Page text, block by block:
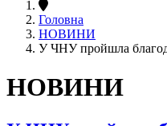
Головна
НОВИНИ
У ЧНУ пройшла
НОВИНИ